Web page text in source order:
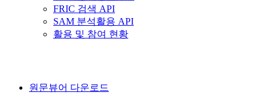
FRIC 검색 API
SAM 분석활용 API
활용 및 참여 현황
원문뷰어 다운로드